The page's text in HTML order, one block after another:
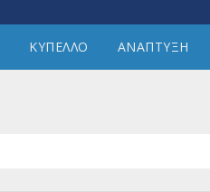
ΚΥΠΕΛΛΟ ΑΝΑΠΤΥΞΗ